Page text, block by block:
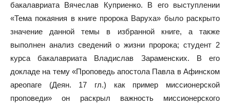
бакалавриата Вячеслав Куприенко. В его выступлении
«Тема покаяния в книге пророка Варуха» было раскрыто
значение данной темы в избранной книге, а также
выполнен анализ сведений о жизни пророка; студент 2
курса бакалавриата Владислав Зараменских. В его
докладе на тему «Проповедь апостола Павла в Афинском
ареопаге (Деян. 17 гл.) как пример миссионерской
проповеди» он раскрыл важность миссионерского